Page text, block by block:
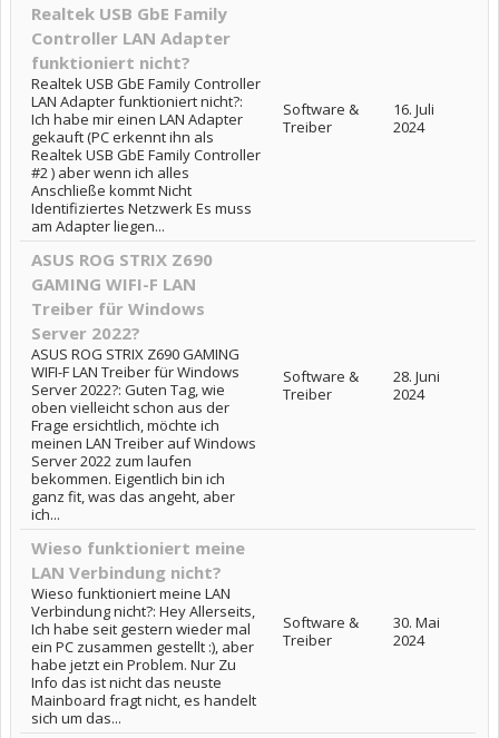
Realtek USB GbE Family
Controller LAN Adapter
funktioniert nicht?
Realtek USB GbE Family Controller
LAN Adapter funktioniert nicht?:
Ich habe mir einen LAN Adapter
gekauft (PC erkennt ihn als
Realtek USB GbE Family Controller
#2 ) aber wenn ich alles
Anschließe kommt Nicht
Identifiziertes Netzwerk Es muss
am Adapter liegen...
Software &
Treiber
16. Juli
2024
ASUS ROG STRIX Z690
GAMING WIFI-F LAN
Treiber für Windows
Server 2022?
ASUS ROG STRIX Z690 GAMING
WIFI-F LAN Treiber für Windows
Server 2022?: Guten Tag, wie
oben vielleicht schon aus der
Frage ersichtlich, möchte ich
meinen LAN Treiber auf Windows
Server 2022 zum laufen
bekommen. Eigentlich bin ich
ganz fit, was das angeht, aber
ich...
Software &
Treiber
28. Juni
2024
Wieso funktioniert meine
LAN Verbindung nicht?
Wieso funktioniert meine LAN
Verbindung nicht?: Hey Allerseits,
Ich habe seit gestern wieder mal
ein PC zusammen gestellt :), aber
habe jetzt ein Problem. Nur Zu
Info das ist nicht das neuste
Mainboard fragt nicht, es handelt
sich um das...
Software &
Treiber
30. Mai
2024